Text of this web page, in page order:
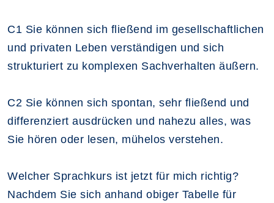
C1 Sie können sich fließend im gesellschaftlichen
und privaten Leben verständigen und sich
strukturiert zu komplexen Sachverhalten äußern.
C2 Sie können sich spontan, sehr fließend und
differenziert ausdrücken und nahezu alles, was
Sie hören oder lesen, mühelos verstehen.
Welcher Sprachkurs ist jetzt für mich richtig?
Nachdem Sie sich anhand obiger Tabelle für